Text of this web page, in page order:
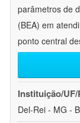
parâmetros de
(BEA) em
ponto central
Instituição/UF/
Del-Rei - MG -